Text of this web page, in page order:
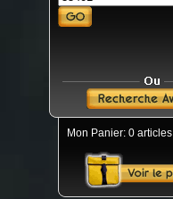
Mon Panier: 0 articles